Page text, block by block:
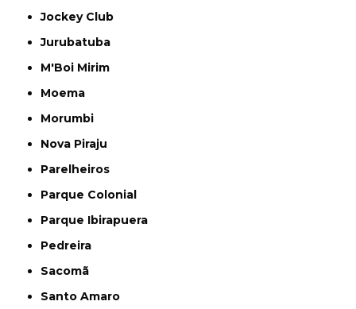
Jockey Club
Jurubatuba
M'Boi Mirim
Moema
Morumbi
Nova Piraju
Parelheiros
Parque Colonial
Parque Ibirapuera
Pedreira
Sacomã
Santo Amaro